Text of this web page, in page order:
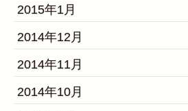
2015年1月
2014年12月
2014年11月
2014年10月